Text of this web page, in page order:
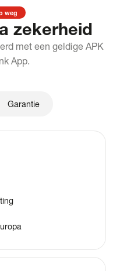
weg
zekerheid
met een geldige APK
App.
Garantie